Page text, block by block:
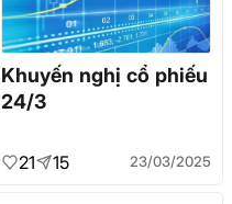
Khuyến nghị cổ phiếu
24/3
21 15 23/03/2025